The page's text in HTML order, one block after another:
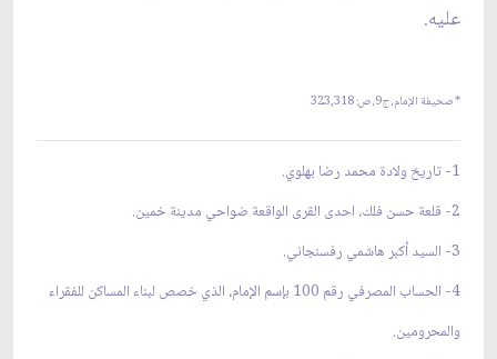
عليه.
* صحيفة الإمام، ج‏9، ص: 323,318
1- تاريخ ولادة محمد رضا بهلوي.
2- قلعة حسن فلك، احدى القرى الواقعة ضواحي مدينة خمين.
3- السيد أكبر هاشمي رفسنجاني.
4-
الحساب المصرفي رقم 100 بإسم الإمام، الذي خصص لبناء المساكن للفقراء
والمحرومين.